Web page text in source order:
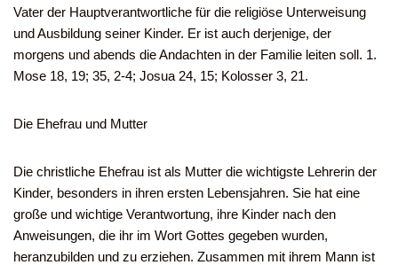
Vater der Hauptverantwortliche für die religiöse Unterweisung
und Ausbildung seiner Kinder. Er ist auch derjenige, der
morgens und abends die Andachten in der Familie leiten soll. 1.
Mose 18, 19; 35, 2-4; Josua 24, 15; Kolosser 3, 21.
Die Ehefrau und Mutter
Die christliche Ehefrau ist als Mutter die wichtigste Lehrerin der
Kinder, besonders in ihren ersten Lebensjahren. Sie hat eine
große und wichtige Verantwortung, ihre Kinder nach den
Anweisungen, die ihr im Wort Gottes gegeben wurden,
heranzubilden und zu erziehen. Zusammen mit ihrem Mann ist